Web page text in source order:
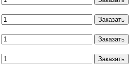
Заказать
Заказать
Заказать